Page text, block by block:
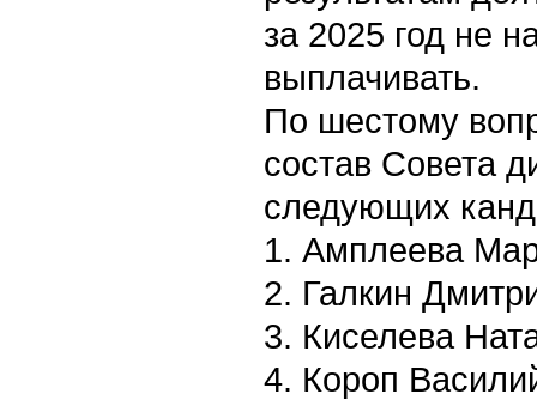
за 2025 год не
выплачивать.
По шестому
состав Совета
следующих
1. Амплеева
2. Галкин
3. Киселева
4. Короп